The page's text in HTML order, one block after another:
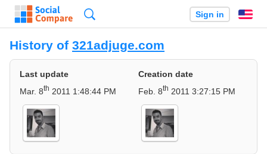
Sign in
History of 321adjuge.com
Last update
Mar. 8th 2011 1:48:44 PM
Creation date
Feb. 8th 2011 3:27:15 PM